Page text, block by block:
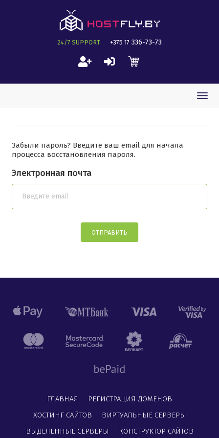
24/7 SUPPORT +375 17 336-73-73
Забыли пароль? Введите ваш email для начала
процесса восстановления пароля.
Электронная почта
ОТПРАВИТЬ
ГЛАВНАЯ
РЕГИСТРАЦИЯ ДОМЕНОВ
ХОСТИНГ САЙТОВ
ВИРТУАЛЬНЫЕ СЕРВЕРЫ
ВЫДЕЛЕННЫЕ СЕРВЕРЫ
КОНСТРУКТОР САЙТОВ